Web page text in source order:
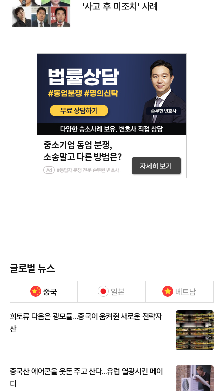
'사고 후 미조치' 사례
글로벌 뉴스
중국 일본 베트남
희토류 다음은 광모듈…중국이 움켜쥔 새로운 전략자
산
중국산 에어콘을 웃돈 주고 산다...유럽 열광시킨 메이
디